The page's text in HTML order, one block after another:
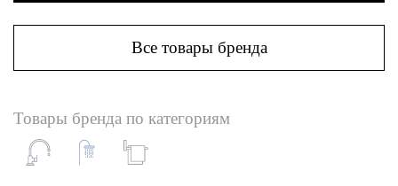
Все товары бренда
Товары бренда по категориям